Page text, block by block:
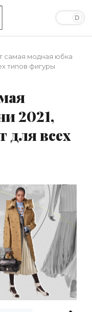
самая модная юбка
типов фигуры
2021,
для всех